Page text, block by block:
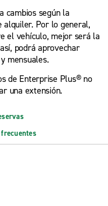
cambios según la
alquiler. Por lo general,
el vehículo, mejor será la
podrá aprovechar
mensuales.
de Enterprise Plus® no
una extensión.